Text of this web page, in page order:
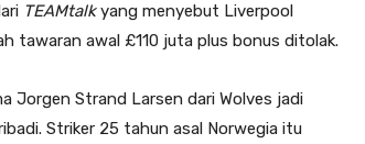
TEAMtalkyang menyebut Liverpool
tawaran awal £110 juta plus bonus ditolak.
Jorgen Strand Larsen dari Wolves jadi
Striker 25 tahun asal Norwegia itu